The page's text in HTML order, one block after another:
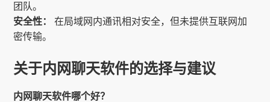
团队。
安全性：
在局域网内通讯相对安全，但未提供互联网加
密传输。
关于内网聊天软件的选择与建议
内网聊天软件哪个好？